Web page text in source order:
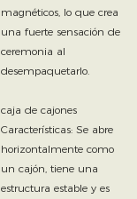
magnéticos, lo que crea
una fuerte sensación de
ceremonia al
desempaquetarlo.
caja de cajones
Características: Se abre
horizontalmente como
un cajón, tiene una
estructura estable y es